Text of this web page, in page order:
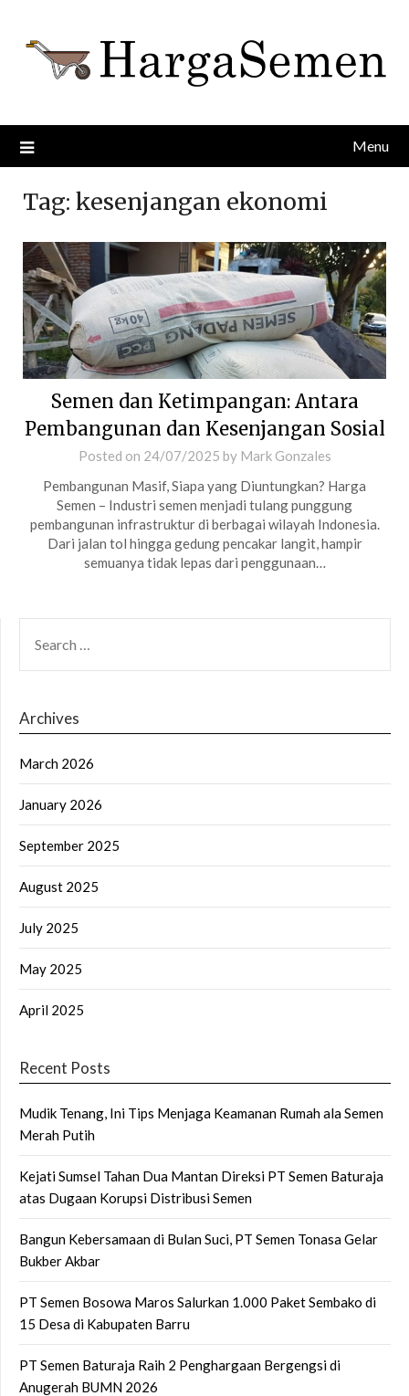
content
Menu
Tag: kesenjangan ekonomi
Semen dan Ketimpangan: Antara
Pembangunan dan Kesenjangan Sosial
Posted on 24/07/2025 by Mark Gonzales
Pembangunan Masif, Siapa yang Diuntungkan? Harga
Semen – Industri semen menjadi tulang punggung
pembangunan infrastruktur di berbagai wilayah Indonesia.
Dari jalan tol hingga gedung pencakar langit, hampir
semuanya tidak lepas dari penggunaan…
FOR:
Archives
March 2026
January 2026
September 2025
August 2025
July 2025
May 2025
April 2025
Recent Posts
Mudik Tenang, Ini Tips Menjaga Keamanan Rumah ala Semen
Merah Putih
Kejati Sumsel Tahan Dua Mantan Direksi PT Semen Baturaja
atas Dugaan Korupsi Distribusi Semen
Bangun Kebersamaan di Bulan Suci, PT Semen Tonasa Gelar
Bukber Akbar
PT Semen Bosowa Maros Salurkan 1.000 Paket Sembako di
15 Desa di Kabupaten Barru
PT Semen Baturaja Raih 2 Penghargaan Bergengsi di
Anugerah BUMN 2026